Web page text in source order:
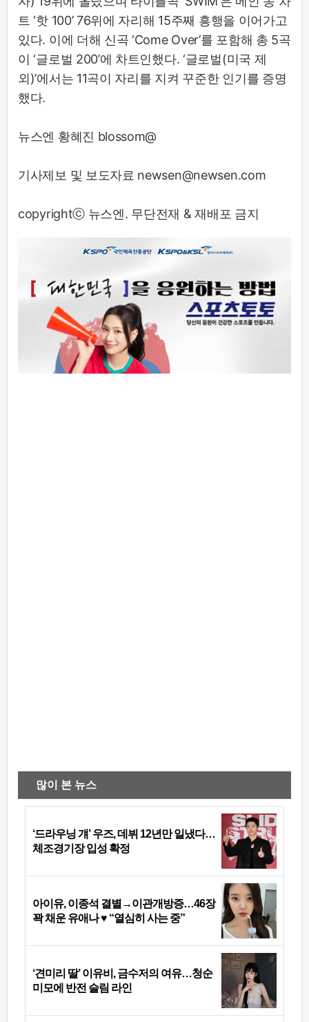
트 ‘핫 100’ 76위에 자리해 15주째 흥행을 이어가고
있다. 이에 더해 신곡 ‘Come Over’를 포함해 총 5곡
이 ‘글로벌 200’에 차트인했다. ‘글로벌(미국 제
외)’에서는 11곡이 자리를 지켜 꾸준한 인기를 증명
했다.
뉴스엔 황혜진 blossom@
기사제보 및 보도자료 newsen@newsen.com
copyrightⓒ 뉴스엔. 무단전재 & 재배포 금지
많이 본 뉴스
‘드라우닝 걔’ 우즈, 데뷔 12년만 일냈다…
체조경기장 입성 확정
아이유, 이종석 결별→이관개방증…46장
꽉 채운 유애나 ♥ “열심히 사는 중”
‘견미리 딸’ 이유비, 금수저의 여유…청순
미모에 반전 슬림 라인